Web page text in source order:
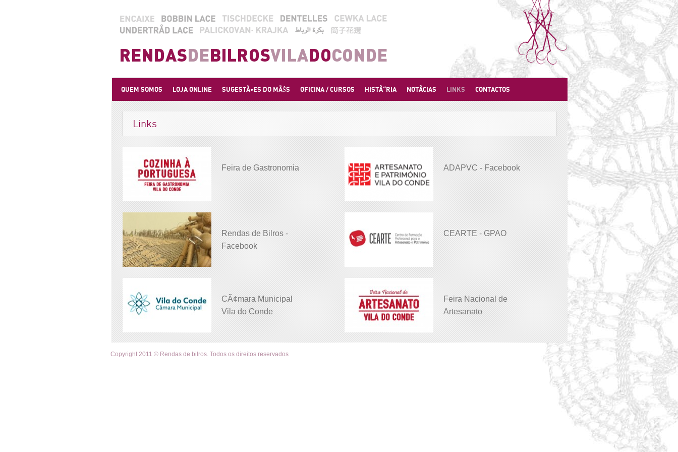
QUEM SOMOS LOJA ONLINE SUGESTÃ•ES DO MÃŠS OFICINA / CURSOS HISTÃ“RIA NOTÃCIAS LINKS CONTACTOS
Links
Feira de Gastronomia ADAPVC - Facebook
Rendas de Bilros -
Facebook
CEARTE - GPAO
CÃ¢mara Municipal
Vila do Conde
Feira Nacional de
Artesanato
Copyright 2011 © Rendas de bilros. Todos os direitos reservados